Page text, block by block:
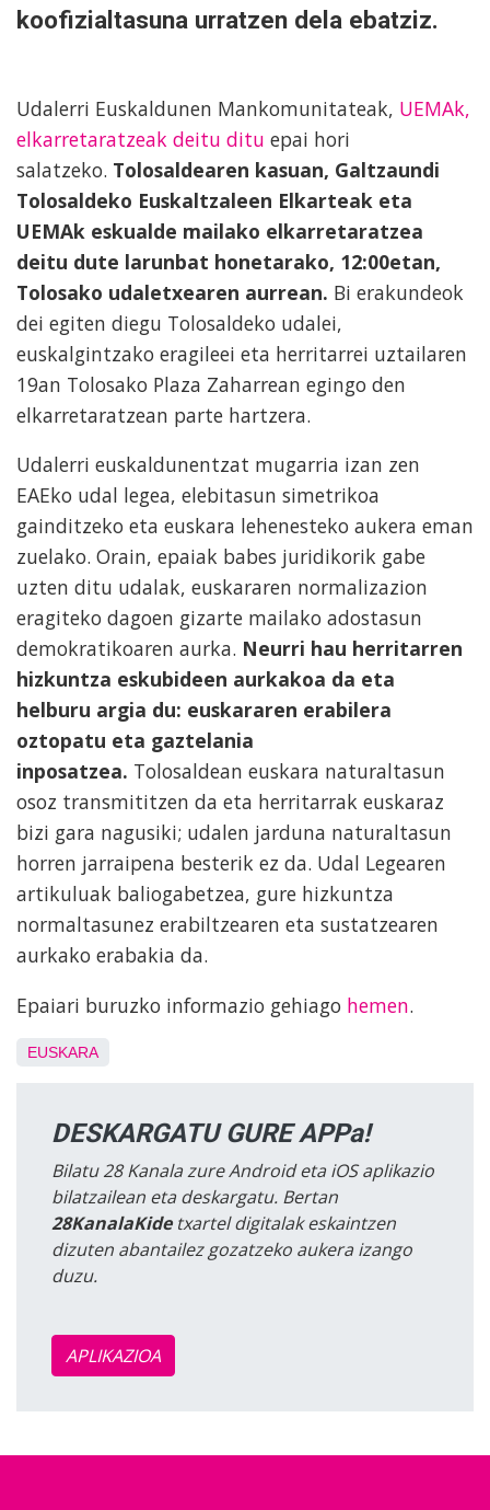
koofizialtasuna urratzen dela ebatziz.
Udalerri Euskaldunen Mankomunitateak, UEMAk,
elkarretaratzeak deitu ditu epai hori
salatzeko. Tolosaldearen kasuan, Galtzaundi
Tolosaldeko Euskaltzaleen Elkarteak eta
UEMAk eskualde mailako elkarretaratzea
deitu dute larunbat honetarako, 12:00etan,
Tolosako udaletxearen aurrean. Bi erakundeok
dei egiten diegu Tolosaldeko udalei,
euskalgintzako eragileei eta herritarrei uztailaren
19an Tolosako Plaza Zaharrean egingo den
elkarretaratzean parte hartzera.
Udalerri euskaldunentzat mugarria izan zen
EAEko udal legea, elebitasun simetrikoa
gainditzeko eta euskara lehenesteko aukera eman
zuelako. Orain, epaiak babes juridikorik gabe
uzten ditu udalak, euskararen normalizazion
eragiteko dagoen gizarte mailako adostasun
demokratikoaren aurka. Neurri hau herritarren
hizkuntza eskubideen aurkakoa da eta
helburu argia du: euskararen erabilera
oztopatu eta gaztelania
inposatzea. Tolosaldean euskara naturaltasun
osoz transmititzen da eta herritarrak euskaraz
bizi gara nagusiki; udalen jarduna naturaltasun
horren jarraipena besterik ez da. Udal Legearen
artikuluak baliogabetzea, gure hizkuntza
normaltasunez erabiltzearen eta sustatzearen
aurkako erabakia da.
Epaiari buruzko informazio gehiago hemen.
EUSKARA
DESKARGATU GURE APPa!
Bilatu 28 Kanala zure Android eta iOS aplikazio
bilatzailean eta deskargatu. Bertan
28KanalaKidetxartel digitalak eskaintzen
dizuten abantailez gozatzeko aukera izango
duzu.
APLIKAZIOA